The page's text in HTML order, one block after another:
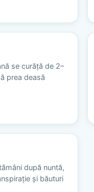
se curăță de 2–
prea deasă
după nuntă,
și băuturi